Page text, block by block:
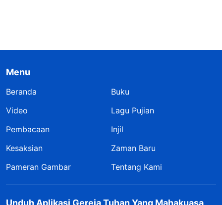
Menu
Beranda
Buku
Video
Lagu Pujian
Pembacaan
Injil
Kesaksian
Zaman Baru
Pameran Gambar
Tentang Kami
Unduh Aplikasi Gereja Tuhan Yang Mahakuasa